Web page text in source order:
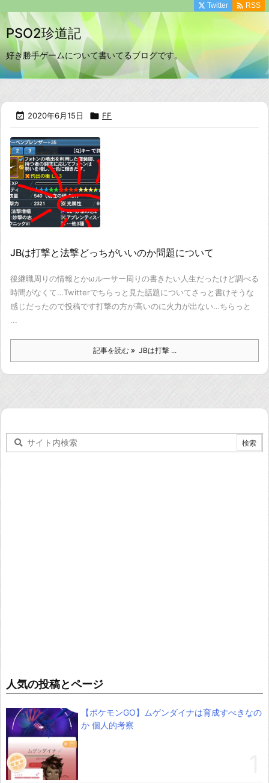
PSO2珍道記
好き勝手ゲームについて書いてるブログです。
Twitter  RSS
 2020年6月15日  FF
JBは打撃と法撃どっちがいいのか問題について
後継職周りの情報とかωルーサー周りの書きたい人生だったけど調べる
時間がなくて…Twitterでちらっと見た話題についてさっと書けそうな
感じだったので投稿です打撃の方が高いのに火力が出ない…ちらっと
...
記事を読む JBは打撃 ...
人気の投稿とページ
【ポケモンGO】ムゲンダイナは育成すべきなの
か 個人的考察